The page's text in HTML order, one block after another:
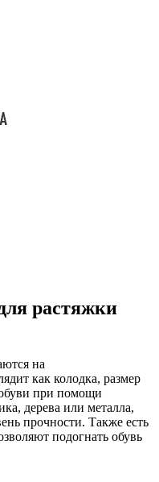
растяжки
на
как колодка, размер
при помощи
дерева или металла,
прочности. Также есть
подогнать обувь